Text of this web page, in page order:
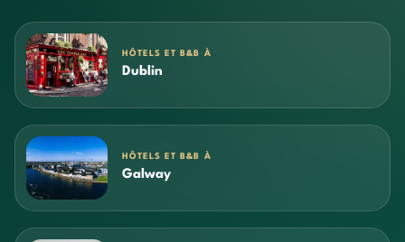
HÔTELS ET B&B À
Dublin
HÔTELS ET B&B À
Galway